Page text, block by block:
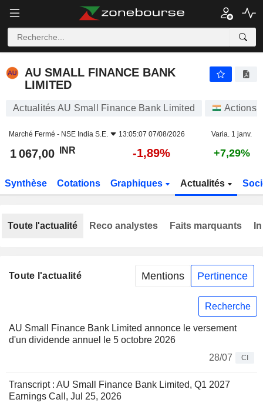
AU SMALL FINANCE BANK
LIMITED
Actualités AU Small Finance Bank Limited Actions
Marché Fermé - NSE India S.E. 13:05:07 07/08/2026 Varia. 1 janv.
1 067,00 INR -1,89% +7,29%
Synthèse Cotations Graphiques Actualités
Toute l'actualité Mentions Pertinence
Recherche
AU Small Finance Bank Limited annonce le versement
d'un dividende annuel le 5 octobre 2026
28/07
CI
Transcript : AU Small Finance Bank Limited, Q1 2027
Earnings Call, Jul 25, 2026
Toute l'actualité Reco analystes Faits marquants